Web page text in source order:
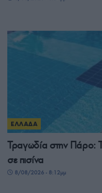
ΕΛΛΑΔΑ
Τραγωδία στην Πάρο:
σε πισίνα
8/08/2026 - 8:12μμ